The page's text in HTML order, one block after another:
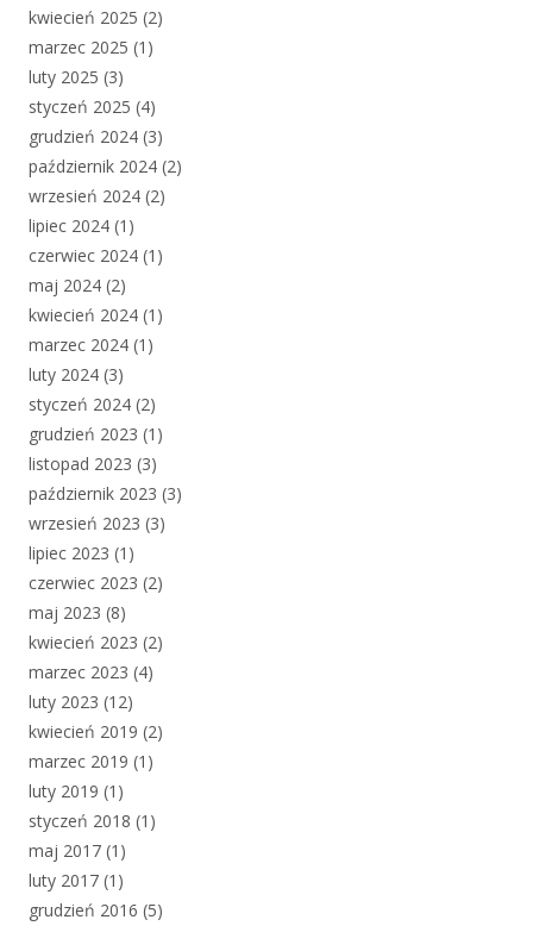
kwiecień 2025 (2)
marzec 2025 (1)
luty 2025 (3)
styczeń 2025 (4)
grudzień 2024 (3)
październik 2024 (2)
wrzesień 2024 (2)
lipiec 2024 (1)
czerwiec 2024 (1)
maj 2024 (2)
kwiecień 2024 (1)
marzec 2024 (1)
luty 2024 (3)
styczeń 2024 (2)
grudzień 2023 (1)
listopad 2023 (3)
październik 2023 (3)
wrzesień 2023 (3)
lipiec 2023 (1)
czerwiec 2023 (2)
maj 2023 (8)
kwiecień 2023 (2)
marzec 2023 (4)
luty 2023 (12)
kwiecień 2019 (2)
marzec 2019 (1)
luty 2019 (1)
styczeń 2018 (1)
maj 2017 (1)
luty 2017 (1)
grudzień 2016 (5)